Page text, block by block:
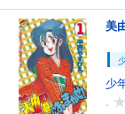
美
少
-